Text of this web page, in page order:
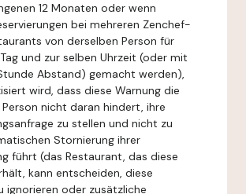
12 Monaten oder wenn
bei mehreren Zenchef-
von derselben Person für
und zur selben Uhrzeit (oder mit
Abstand) gemacht werden),
wird, dass diese Warnung die
nicht daran hindert, ihre
zu stellen und nicht zu
Stornierung ihrer
führt (das Restaurant, das diese
kann entscheiden, diese
ignorieren oder zusätzliche